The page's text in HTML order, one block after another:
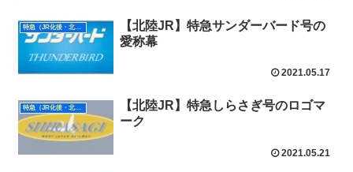
特急（JR化後・北陸）
【北陸JR】特急サンダーバード号の
愛称幕
2021.05.17
【北陸JR】特急しらさぎ号のロゴマ
ーク
2021.05.21